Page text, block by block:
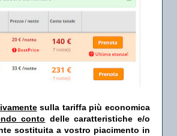
sulla tariffa più economica
conto delle caratteristiche e/o
sostituita a vostro piacimento in